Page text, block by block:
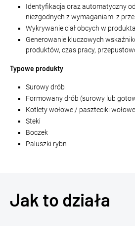
Identyfikacja oraz automatyczny
niezgodnych z wymaganiami z
Wykrywanie ciał obcych w
Generowanie kluczowych
produktów, czas pracy,
Typowe produkty
Surowy drób
Formowany drób (surowy lub
Kotlety wołowe / paszteciki
Steki
Boczek
Paluszki rybn
Jak to działa